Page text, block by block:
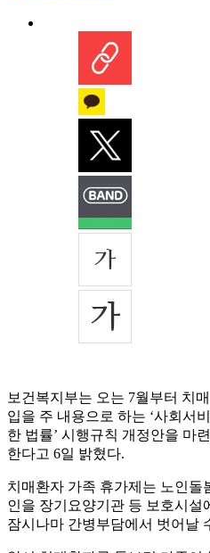
보건복지부는 오는 7월부터 치
입을 주 내용으로 하는 ‘사회서
한 법률’ 시행규칙 개정안을 마
한다고 6일 밝혔다.
치매환자 가족 휴가제는 노인돌
인을 장기요양기관 등 보호시설
잠시나마 간병부담에서 벗어날